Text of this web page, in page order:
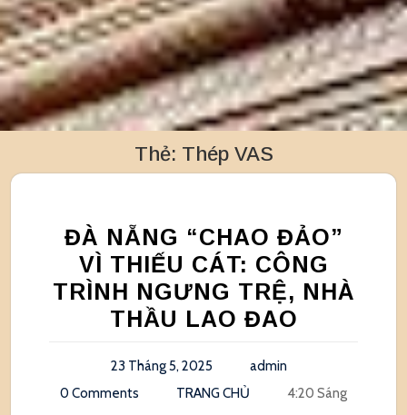
Thẻ: Thép VAS
ĐÀ NẴNG “CHAO ĐẢO”
VÌ THIẾU CÁT: CÔNG
TRÌNH NGƯNG TRỆ, NHÀ
THẦU LAO ĐAO
23 Tháng 5, 2025
admin
0 Comments
TRANG CHỦ 4:20 Sáng